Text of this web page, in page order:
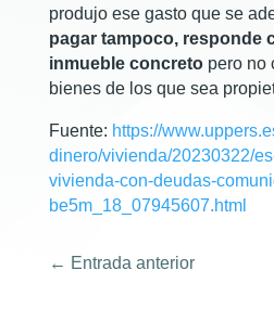
produjo ese gasto que se
pagar tampoco, responde
inmueble concretopero no
bienes de los que sea
Fuente: https://
dinero/vivienda/20230322/
vivienda-con-deudas-
be5m_18_07945607.html
← Entrada anterior